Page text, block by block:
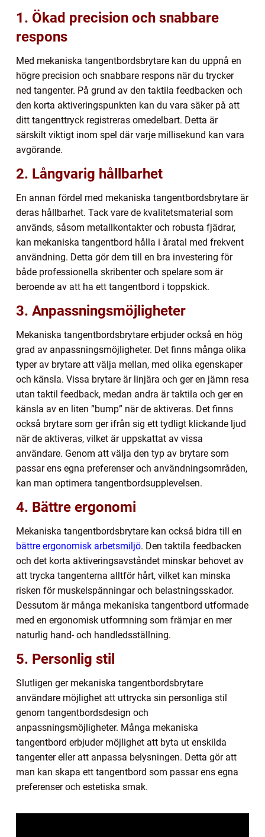
1. Ökad precision och snabbare
respons
Med mekaniska tangentbordsbrytare kan du uppnå en
högre precision och snabbare respons när du trycker
ned tangenter. På grund av den taktila feedbacken och
den korta aktiveringspunkten kan du vara säker på att
ditt tangenttryck registreras omedelbart. Detta är
särskilt viktigt inom spel där varje millisekund kan vara
avgörande.
2. Långvarig hållbarhet
En annan fördel med mekaniska tangentbordsbrytare är
deras hållbarhet. Tack vare de kvalitetsmaterial som
används, såsom metallkontakter och robusta fjädrar,
kan mekaniska tangentbord hålla i åratal med frekvent
användning. Detta gör dem till en bra investering för
både professionella skribenter och spelare som är
beroende av att ha ett tangentbord i toppskick.
3. Anpassningsmöjligheter
Mekaniska tangentbordsbrytare erbjuder också en hög
grad av anpassningsmöjligheter. Det finns många olika
typer av brytare att välja mellan, med olika egenskaper
och känsla. Vissa brytare är linjära och ger en jämn resa
utan taktil feedback, medan andra är taktila och ger en
känsla av en liten ”bump” när de aktiveras. Det finns
också brytare som ger ifrån sig ett tydligt klickande ljud
när de aktiveras, vilket är uppskattat av vissa
användare. Genom att välja den typ av brytare som
passar ens egna preferenser och användningsområden,
kan man optimera tangentbordsupplevelsen.
4. Bättre ergonomi
Mekaniska tangentbordsbrytare kan också bidra till en
bättre ergonomisk arbetsmiljö. Den taktila feedbacken
och det korta aktiveringsavståndet minskar behovet av
att trycka tangenterna alltför hårt, vilket kan minska
risken för muskelspänningar och belastningsskador.
Dessutom är många mekaniska tangentbord utformade
med en ergonomisk utformning som främjar en mer
naturlig hand- och handledsställning.
5. Personlig stil
Slutligen ger mekaniska tangentbordsbrytare
användare möjlighet att uttrycka sin personliga stil
genom tangentbordsdesign och
anpassningsmöjligheter. Många mekaniska
tangentbord erbjuder möjlighet att byta ut enskilda
tangenter eller att anpassa belysningen. Detta gör att
man kan skapa ett tangentbord som passar ens egna
preferenser och estetiska smak.